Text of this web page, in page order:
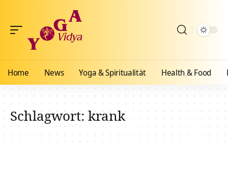
Home News Yoga & Spiritualität Health & Food
Schlagwort:krank